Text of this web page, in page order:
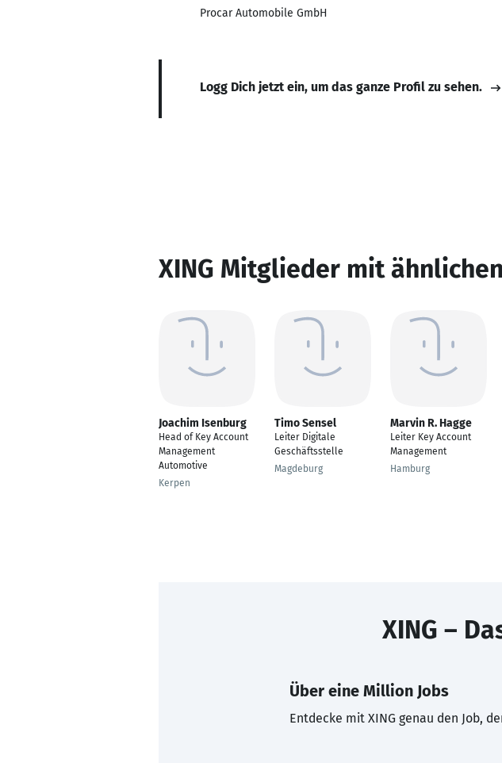
Procar Automobile GmbH
Logg Dich jetzt ein, um das ganze Profil zu sehen.
XING Mitglieder mit
Joachim Isenburg
Head of Key Account
Management
Automotive
Kerpen
Timo Sensel
Leiter Digitale
Geschäftsstelle
Magdeburg
Marvin R. Hagge
Leiter Key Account
Management
Hamburg
XING –
Über eine Million Jobs
Entdecke mit XING genau den Job,